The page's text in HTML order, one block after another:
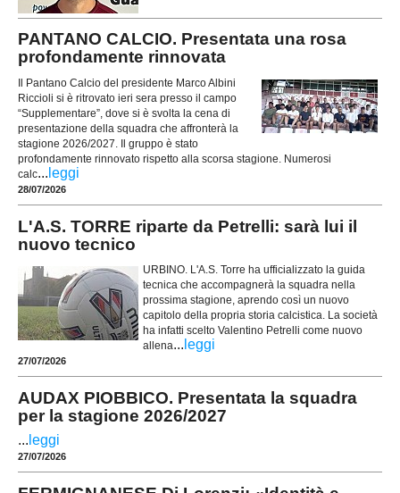
PANTANO CALCIO. Presentata una rosa
profondamente rinnovata
Il Pantano Calcio del presidente Marco Albini
Riccioli si è ritrovato ieri sera presso il campo
“Supplementare”, dove si è svolta la cena di
presentazione della squadra che affronterà la
stagione 2026/2027. Il gruppo è stato
profondamente rinnovato rispetto alla scorsa stagione. Numerosi
calc... leggi
28/07/2026
L'A.S. TORRE riparte da Petrelli: sarà lui il
nuovo tecnico
URBINO. L'A.S. Torre ha ufficializzato la guida
tecnica che accompagnerà la squadra nella
prossima stagione, aprendo così un nuovo
capitolo della propria storia calcistica. La società
ha infatti scelto Valentino Petrelli come nuovo
allena... leggi
27/07/2026
AUDAX PIOBBICO. Presentata la squadra
per la stagione 2026/2027
... leggi
27/07/2026